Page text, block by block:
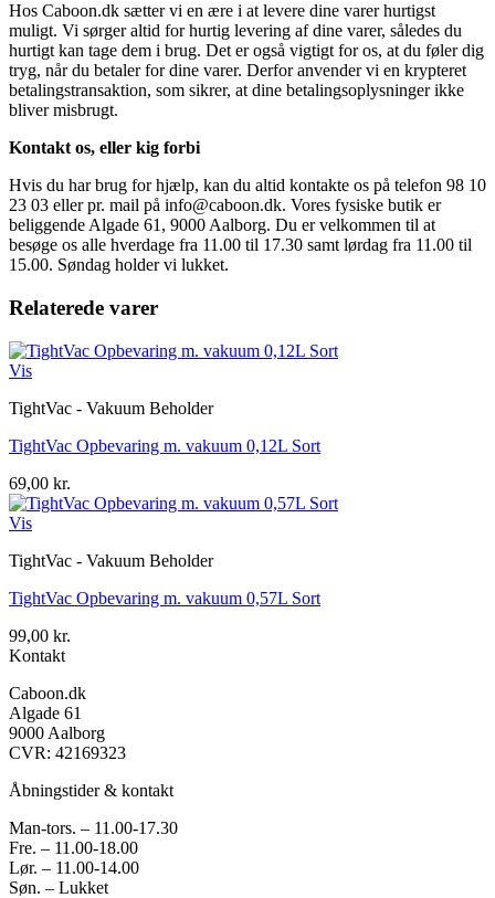
Hos Caboon.dk sætter vi en ære i at levere dine varer hurtigst
muligt. Vi sørger altid for hurtig levering af dine varer, således du
hurtigt kan tage dem i brug. Det er også vigtigt for os, at du føler dig
tryg, når du betaler for dine varer. Derfor anvender vi en krypteret
betalingstransaktion, som sikrer, at dine betalingsoplysninger ikke
bliver misbrugt.
Kontakt os, eller kig forbi
Hvis du har brug for hjælp, kan du altid kontakte os på telefon 98 10
23 03 eller pr. mail på info@caboon.dk. Vores fysiske butik er
beliggende Algade 61, 9000 Aalborg. Du er velkommen til at
besøge os alle hverdage fra 11.00 til 17.30 samt lørdag fra 11.00 til
15.00. Søndag holder vi lukket.
Relaterede varer
Vis
TightVac - Vakuum Beholder
TightVac Opbevaring m. vakuum 0,12L Sort
69,00 kr.
Vis
TightVac - Vakuum Beholder
TightVac Opbevaring m. vakuum 0,57L Sort
99,00 kr.
Kontakt
Caboon.dk
Algade 61
9000 Aalborg
CVR: 42169323
Åbningstider & kontakt
Man-tors. – 11.00-17.30
Fre. – 11.00-18.00
Lør. – 11.00-14.00
Søn. – Lukket